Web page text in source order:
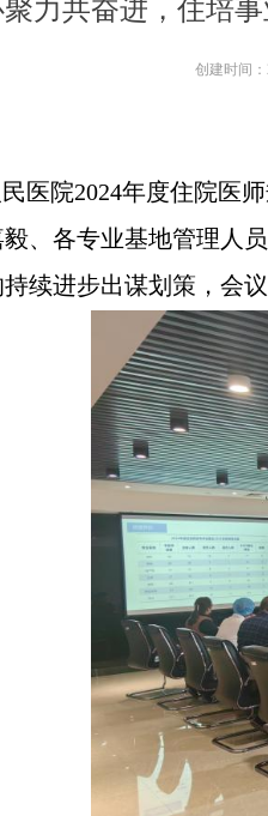
力共奋进，住培
民医院2024年度住院医
、各专业基地管理人
续进步出谋划策，会
创建时间：